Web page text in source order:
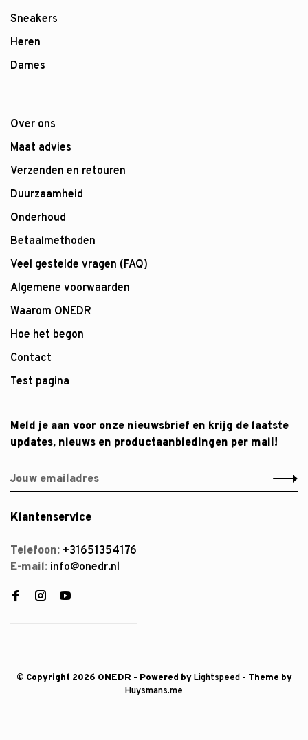
Sneakers
Heren
Dames
Over ons
Maat advies
Verzenden en retouren
Duurzaamheid
Onderhoud
Betaalmethoden
Veel gestelde vragen (FAQ)
Algemene voorwaarden
Waarom ONEDR
Hoe het begon
Contact
Test pagina
Meld je aan voor onze nieuwsbrief en krijg de laatste
updates, nieuws en productaanbiedingen per mail!
Klantenservice
Telefoon: +31651354176
E-mail: info@onedr.nl
© Copyright 2026 ONEDR - Powered byLightspeed- Theme by
Huysmans.me